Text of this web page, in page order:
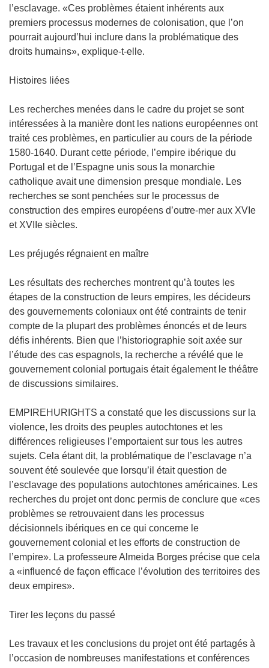
l’esclavage. «Ces problèmes étaient inhérents aux
premiers processus modernes de colonisation, que l’on
pourrait aujourd’hui inclure dans la problématique des
droits humains», explique-t-elle.
Histoires liées
Les recherches menées dans le cadre du projet se sont
intéressées à la manière dont les nations européennes ont
traité ces problèmes, en particulier au cours de la période
1580-1640. Durant cette période, l’empire ibérique du
Portugal et de l’Espagne unis sous la monarchie
catholique avait une dimension presque mondiale. Les
recherches se sont penchées sur le processus de
construction des empires européens d’outre-mer aux XVIe
et XVIIe siècles.
Les préjugés régnaient en maître
Les résultats des recherches montrent qu’à toutes les
étapes de la construction de leurs empires, les décideurs
des gouvernements coloniaux ont été contraints de tenir
compte de la plupart des problèmes énoncés et de leurs
défis inhérents. Bien que l’historiographie soit axée sur
l’étude des cas espagnols, la recherche a révélé que le
gouvernement colonial portugais était également le théâtre
de discussions similaires.
EMPIREHURIGHTS a constaté que les discussions sur la
violence, les droits des peuples autochtones et les
différences religieuses l’emportaient sur tous les autres
sujets. Cela étant dit, la problématique de l’esclavage n’a
souvent été soulevée que lorsqu’il était question de
l’esclavage des populations autochtones américaines. Les
recherches du projet ont donc permis de conclure que «ces
problèmes se retrouvaient dans les processus
décisionnels ibériques en ce qui concerne le
gouvernement colonial et les efforts de construction de
l’empire». La professeure Almeida Borges précise que cela
a «influencé de façon efficace l’évolution des territoires des
deux empires».
Tirer les leçons du passé
Les travaux et les conclusions du projet ont été partagés à
l’occasion de nombreuses manifestations et conférences